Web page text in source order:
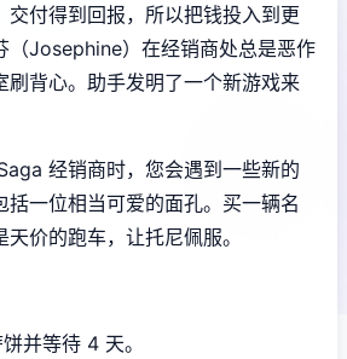
交付得到回报，所以把钱投入到更
（Josephine）在经销商处总是恶作
刷背心。助手发明了一个新游戏来
经销商时，您会遇到一些新的
括一位相当可爱的面孔。买一辆名
价的跑车，让托尼佩服。
并等待 4 天。